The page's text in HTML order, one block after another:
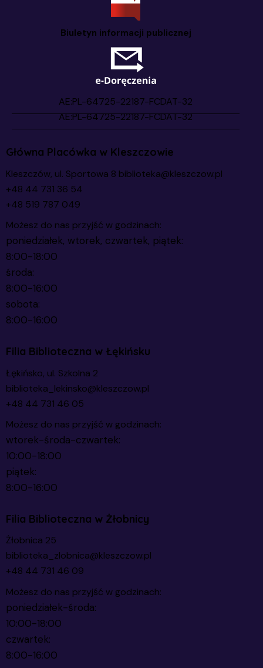
Biuletyn informacji publicznej
Główna Placówka w Kleszczowie
Kleszczów, ul. Sportowa 8 biblioteka@kleszczow.pl
+48 44 731 36 54
+48 519 787 049
Możesz do nas przyjść w godzinach:
poniedziałek, wtorek, czwartek, piątek:
8:00-18:00
środa:
8:00-16:00
sobota:
8:00-16:00
Filia Biblioteczna w Łękińsku
Łękińsko, ul. Szkolna 2
biblioteka_lekinsko@kleszczow.pl
+48 44 731 46 05
Możesz do nas przyjść w godzinach:
wtorek-środa-czwartek:
10:00-18:00
piątek:
8:00-16:00
Filia Biblioteczna w Żłobnicy
Żłobnica 25
biblioteka_zlobnica@kleszczow.pl
+48 44 731 46 09
Możesz do nas przyjść w godzinach:
poniedziałek-środa:
10:00-18:00
czwartek:
8:00-16:00